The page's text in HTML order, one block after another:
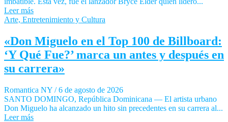
Leer más
Arte, Entretenimiento y Cultura
«Don Miguelo en el Top 100 de Billboard:
‘Y Qué Fue?’ marca un antes y después en
su carrera»
Romantica NY / 6 de agosto de 2026
SANTO DOMINGO, República Dominicana — El artista urbano
Don Miguelo ha alcanzado un hito sin precedentes en su carrera al...
Leer más